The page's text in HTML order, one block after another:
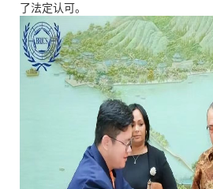
了法定认可。